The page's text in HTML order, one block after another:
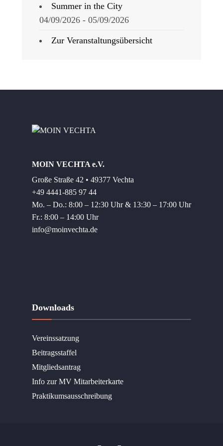
Summer in the City
04/09/2026 - 05/09/2026
Zur Veranstaltungsübersicht
MOIN VECHTA e.V.
Große Straße 42 • 49377 Vechta
+49 4441-885 97 44
Mo. – Do.: 8:00 – 12:30 Uhr & 13:30 – 17:00 Uhr
Fr.: 8:00 – 14:00 Uhr
info@moinvechta.de
Downloads
Vereinssatzung
Beitragsstaffel
Mitgliedsantrag
Info zur MV Mitarbeiterkarte
Praktikumsausschreibung